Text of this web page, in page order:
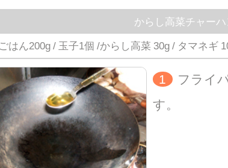
からし高菜チャーハ
ごはん200g / 玉子1個 /からし高菜 30g / タマネギ
1
フライ
す。